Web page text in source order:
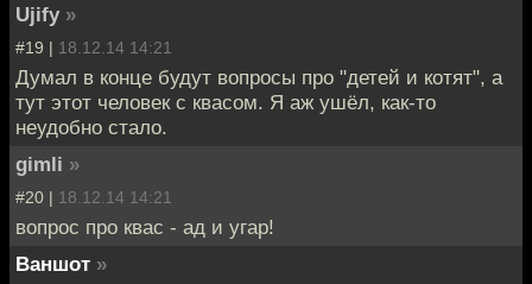
Ujify »
#19 | 18.12.14 14:21
Думал в конце будут вопросы про "детей и котят", а
тут этот человек с квасом. Я аж ушёл, как-то
неудобно стало.
gimli »
#20 | 18.12.14 14:21
вопрос про квас - ад и угар!
Ваншот »